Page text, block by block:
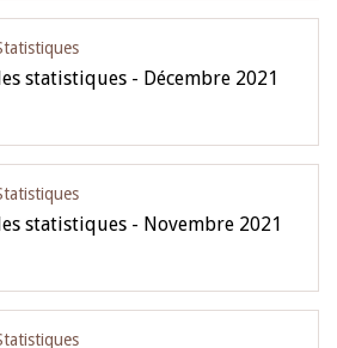
statistiques - Décembre 2021
statistiques - Novembre 2021